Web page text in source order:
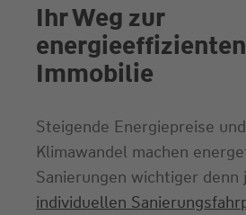
Ihr Weg zur
energieeffizienten
Immobilie
Steigende Energiepreise
Klimawandel machen
Sanierungen wichtiger denn
individuellen